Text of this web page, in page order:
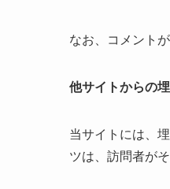
なお、コメント
他サイトからの
当サイトには、
ツは、訪問者が